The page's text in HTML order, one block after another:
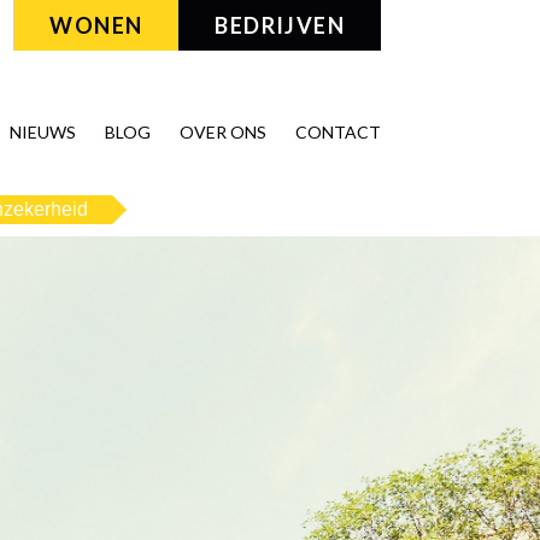
WONEN BEDRIJVEN
NIEUWS BLOG OVER ONS CONTACT